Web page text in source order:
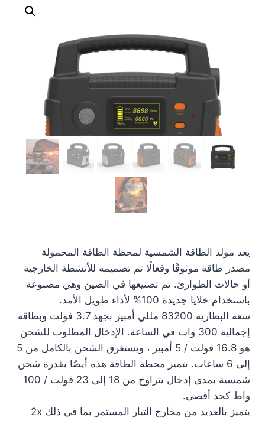
يعد مولد الطاقة الشمسية لمحطة الطاقة المحمولة
مصدر طاقة موثوقًا وفعالًا تم تصميمه للأنشطة الخارجية
أو حالات الطوارئ. تم تصنيعها في الصين وهي مصنوعة
باستخدام خلايا جديدة 100% لأداء طويل الأمد.
سعة البطارية 83200 مللي أمبير بجهد 3.7 فولت وبطاقة
إجمالية 300 وات في الساعة. الإدخال المطلوب للشحن
هو 16.8 فولت / 5 أمبير ، ويستغرق الشحن بالكامل من 5
إلى 6 ساعات. تتميز محطة الطاقة هذه أيضًا بقدرة شحن
شمسية بمدى إدخال يتراوح من 18 إلى 23 فولت / 100
واط كحد أقصى.
يتميز بالعديد من مخارج التيار المستمر بما في ذلك 2x